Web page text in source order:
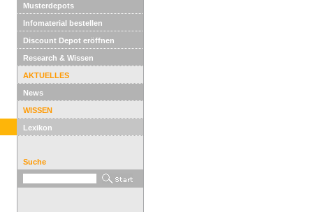
Musterdepots
Infomaterial bestellen
Discount Depot eröffnen
Research & Wissen
AKTUELLES
News
WISSEN
Lexikon
Suche